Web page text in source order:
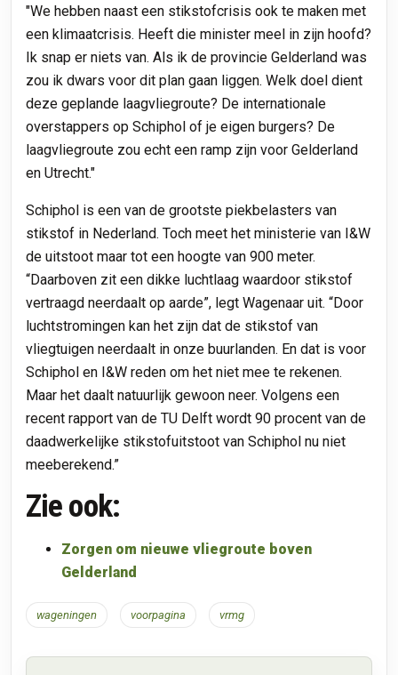
"We hebben naast een stikstofcrisis ook te maken met
een klimaatcrisis. Heeft die minister meel in zijn hoofd?
Ik snap er niets van. Als ik de provincie Gelderland was
zou ik dwars voor dit plan gaan liggen. Welk doel dient
deze geplande laagvliegroute? De internationale
overstappers op Schiphol of je eigen burgers? De
laagvliegroute zou echt een ramp zijn voor Gelderland
en Utrecht."
Schiphol is een van de grootste piekbelasters van
stikstof in Nederland. Toch meet het ministerie van I&W
de uitstoot maar tot een hoogte van 900 meter.
“Daarboven zit een dikke luchtlaag waardoor stikstof
vertraagd neerdaalt op aarde”, legt Wagenaar uit. “Door
luchtstromingen kan het zijn dat de stikstof van
vliegtuigen neerdaalt in onze buurlanden. En dat is voor
Schiphol en I&W reden om het niet mee te rekenen.
Maar het daalt natuurlijk gewoon neer. Volgens een
recent rapport van de TU Delft wordt 90 procent van de
daadwerkelijke stikstofuitstoot van Schiphol nu niet
meeberekend.”
Zie ook:
Zorgen om nieuwe vliegroute boven
Gelderland
wageningen voorpagina vrmg